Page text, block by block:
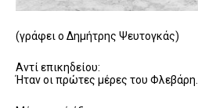
(γράφει ο Δημήτρης Ψευτογκάς)
Αντί επικηδείου:
Ήταν οι πρώτες μέρες του Φλεβάρη….